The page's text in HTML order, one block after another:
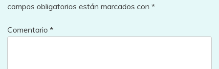
campos obligatorios están marcados con *
Comentario *